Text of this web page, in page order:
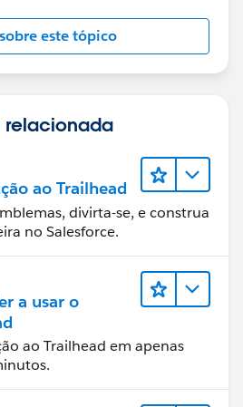
este tópico
relacionada
ao Trailhead
divirta-se, e construa
no Salesforce.
a usar o
ao Trailhead em apenas